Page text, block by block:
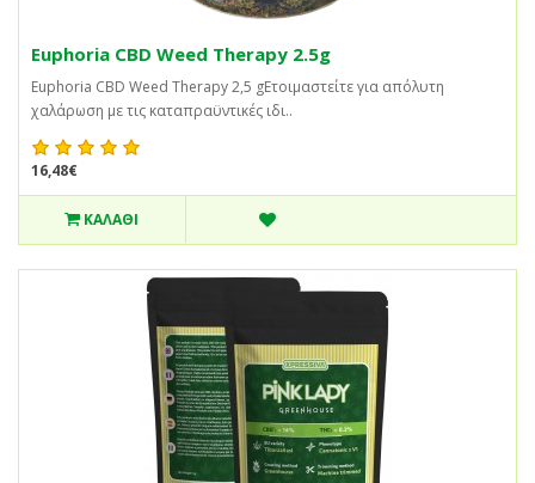
Euphoria CBD Weed Therapy 2.5g
Euphoria CBD Weed Therapy 2,5 gΕτοιμαστείτε για απόλυτη
χαλάρωση με τις καταπραϋντικές ιδι..
16,48€
ΚΑΛΆΘΙ